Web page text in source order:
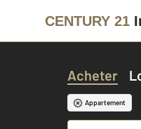
CENTURY 21
Acheter
Appartement